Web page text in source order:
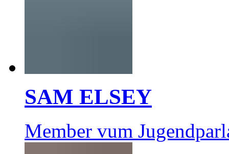
SAM ELSEY
Member vum